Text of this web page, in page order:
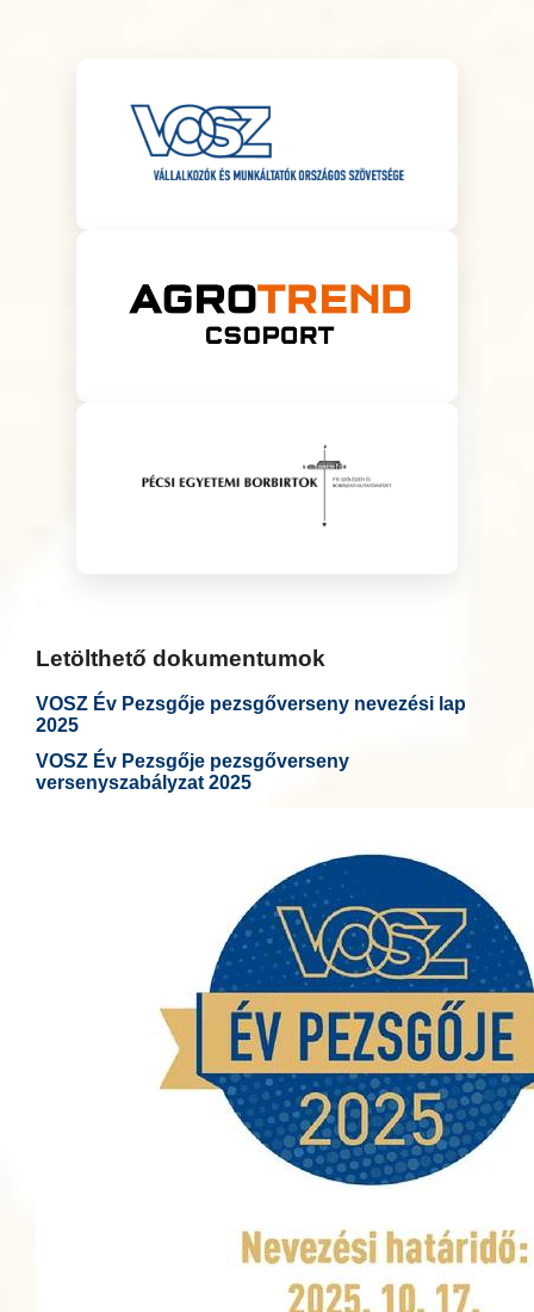
Letölthető dokumentumok
VOSZ Év Pezsgője pezsgőverseny nevezési lap
2025
VOSZ Év Pezsgője pezsgőverseny
versenyszabályzat 2025